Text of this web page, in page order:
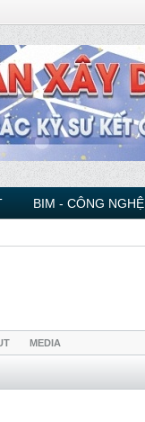
BIM - CÔNG NGHỆ
MEDIA